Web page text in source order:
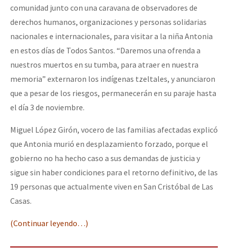
comunidad junto con una caravana de observadores de
derechos humanos, organizaciones y personas solidarias
nacionales e internacionales, para visitar a la niña Antonia
en estos días de Todos Santos. “Daremos una ofrenda a
nuestros muertos en su tumba, para atraer en nuestra
memoria” externaron los indígenas tzeltales, y anunciaron
que a pesar de los riesgos, permanecerán en su paraje hasta
el día 3 de noviembre.
Miguel López Girón, vocero de las familias afectadas explicó
que Antonia murió en desplazamiento forzado, porque el
gobierno no ha hecho caso a sus demandas de justicia y
sigue sin haber condiciones para el retorno definitivo, de las
19 personas que actualmente viven en San Cristóbal de Las
Casas.
(Continuar leyendo…)